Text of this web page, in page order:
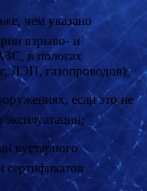
чем указано
взрыво- и
в полосах
ЛЭП, газопроводов);
если это не
кустарного